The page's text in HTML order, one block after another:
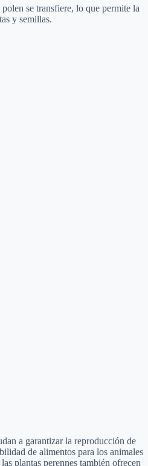
se transfiere, lo que permite la
y semillas.
a garantizar la reproducción de
de alimentos para los animales
plantas perennes también ofrecen